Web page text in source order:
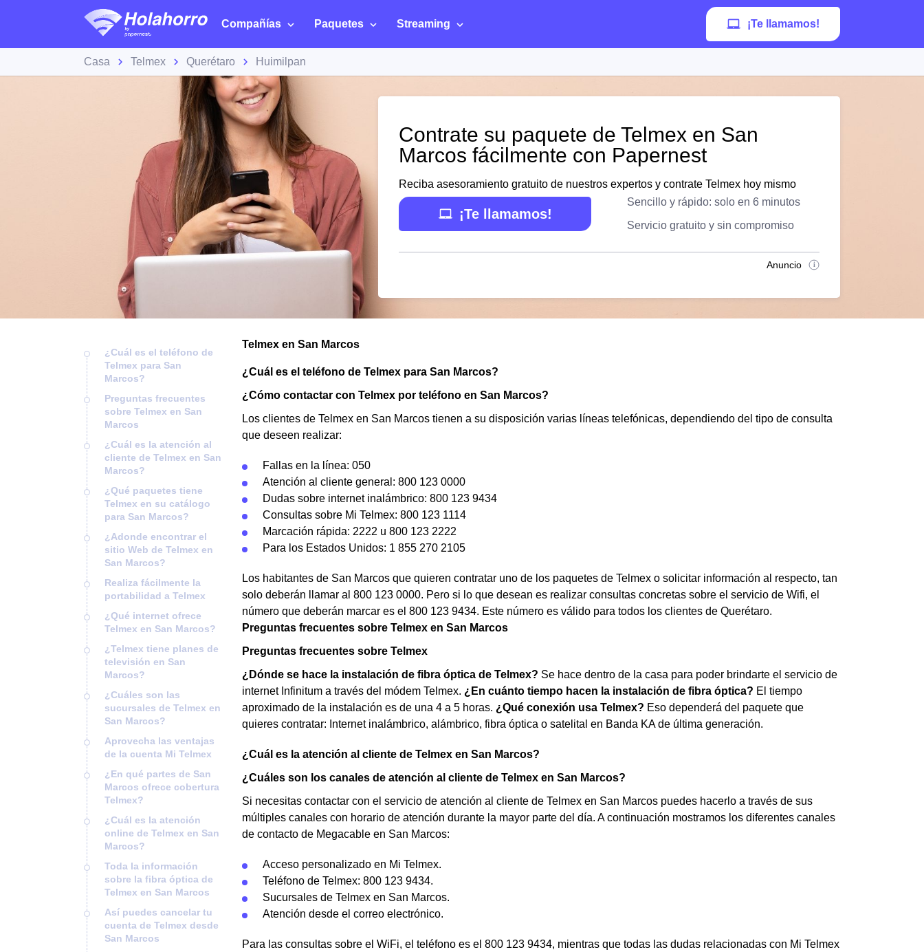
Compañías Paquetes Streaming ¡Te llamamos!
Casa Telmex Querétaro Huimilpan
Contrate su paquete de Telmex en San
Marcos fácilmente con Papernest
Reciba asesoramiento gratuito de nuestros expertos y contrate Telmex hoy mismo
¡Te llamamos!
Sencillo y rápido: solo en 6 minutos
Servicio gratuito y sin compromiso
Anuncio
¿Cuál es el teléfono de
Telmex para San
Marcos?
Preguntas frecuentes
sobre Telmex en San
Marcos
¿Cuál es la atención al
cliente de Telmex en San
Marcos?
¿Qué paquetes tiene
Telmex en su catálogo
para San Marcos?
¿Adonde encontrar el
sitio Web de Telmex en
San Marcos?
Realiza fácilmente la
portabilidad a Telmex
¿Qué internet ofrece
Telmex en San Marcos?
¿Telmex tiene planes de
televisión en San
Marcos?
¿Cuáles son las
sucursales de Telmex en
San Marcos?
Aprovecha las ventajas
de la cuenta Mi Telmex
¿En qué partes de San
Marcos ofrece cobertura
Telmex?
¿Cuál es la atención
online de Telmex en San
Marcos?
Toda la información
sobre la fibra óptica de
Telmex en San Marcos
Así puedes cancelar tu
cuenta de Telmex desde
San Marcos
Telmex en San Marcos
¿Cuál es el teléfono de Telmex para San Marcos?
¿Cómo contactar con Telmex por teléfono en San Marcos?
Los clientes de Telmex en San Marcos tienen a su disposición varias líneas telefónicas, dependiendo del tipo de consulta
que deseen realizar:
Fallas en la línea: 050
Atención al cliente general: 800 123 0000
Dudas sobre internet inalámbrico: 800 123 9434
Consultas sobre Mi Telmex: 800 123 1114
Marcación rápida: 2222 u 800 123 2222
Para los Estados Unidos: 1 855 270 2105
Los habitantes de San Marcos que quieren contratar uno de los paquetes de Telmex o solicitar información al respecto, tan
solo deberán llamar al 800 123 0000. Pero si lo que desean es realizar consultas concretas sobre el servicio de Wifi, el
número que deberán marcar es el 800 123 9434. Este número es válido para todos los clientes de Querétaro.
Preguntas frecuentes sobre Telmex en San Marcos
Preguntas frecuentes sobre Telmex
¿Dónde se hace la instalación de fibra óptica de Telmex? Se hace dentro de la casa para poder brindarte el servicio de
internet Infinitum a través del módem Telmex. ¿En cuánto tiempo hacen la instalación de fibra óptica? El tiempo
aproximado de la instalación es de una 4 a 5 horas. ¿Qué conexión usa Telmex? Eso dependerá del paquete que
quieres contratar: Internet inalámbrico, alámbrico, fibra óptica o satelital en Banda KA de última generación.
¿Cuál es la atención al cliente de Telmex en San Marcos?
¿Cuáles son los canales de atención al cliente de Telmex en San Marcos?
Si necesitas contactar con el servicio de atención al cliente de Telmex en San Marcos puedes hacerlo a través de sus
múltiples canales con horario de atención durante la mayor parte del día. A continuación mostramos los diferentes canales
de contacto de Megacable en San Marcos:
Acceso personalizado en Mi Telmex.
Teléfono de Telmex: 800 123 9434.
Sucursales de Telmex en San Marcos.
Atención desde el correo electrónico.
Para las consultas sobre el WiFi, el teléfono es el 800 123 9434, mientras que todas las dudas relacionadas con Mi Telmex